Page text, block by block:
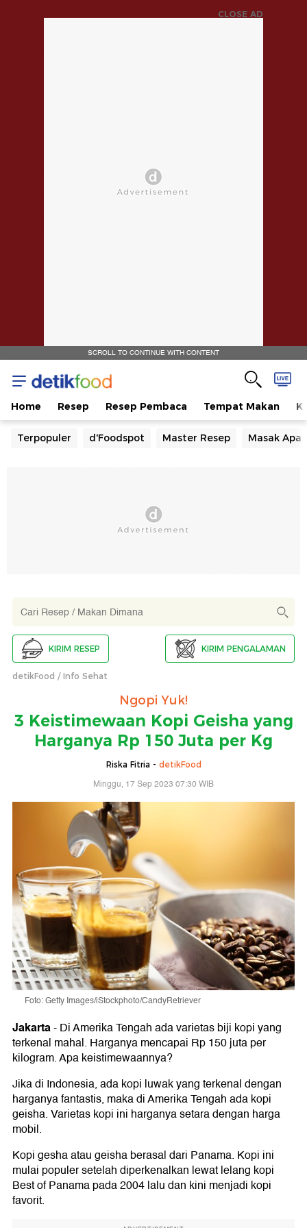
CLOSE AD
SCROLL TO CONTINUE WITH CONTENT
Home Resep Resep Pembaca Tempat Makan
Terpopuler d'Foodspot Master Resep Masak Apa
KIRIM RESEP KIRIM PENGALAMAN
detikFood Info Sehat
Ngopi Yuk!
3 Keistimewaan Kopi Geisha yang
Harganya Rp 150 Juta per Kg
Riska Fitria - detikFood
Minggu, 17 Sep 2023 07:30 WIB
Foto: Getty Images/iStockphoto/CandyRetriever
Jakarta-Di Amerika Tengah ada varietas biji kopi yang
terkenal mahal. Harganya mencapai Rp 150 juta per
kilogram. Apa keistimewaannya?
Jika di Indonesia, ada kopi luwak yang terkenal dengan
harganya fantastis, maka di Amerika Tengah ada kopi
geisha. Varietas kopi ini harganya setara dengan harga
mobil.
Kopi gesha atau geisha berasal dari Panama. Kopi ini
mulai populer setelah diperkenalkan lewat lelang kopi
Best of Panama pada 2004 lalu dan kini menjadi kopi
favorit.